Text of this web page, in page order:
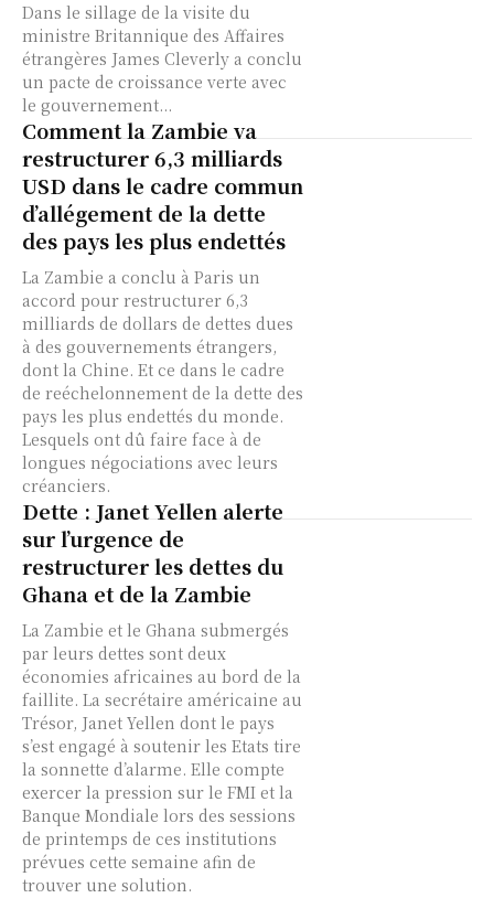
Dans le sillage de la visite du
ministre Britannique des Affaires
étrangères James Cleverly a conclu
un pacte de croissance verte avec
le gouvernement...
Comment la Zambie va
restructurer 6,3 milliards
USD dans le cadre commun
d’allégement de la dette
des pays les plus endettés
La Zambie a conclu à Paris un
accord pour restructurer 6,3
milliards de dollars de dettes dues
à des gouvernements étrangers,
dont la Chine. Et ce dans le cadre
de reéchelonnement de la dette des
pays les plus endettés du monde.
Lesquels ont dû faire face à de
longues négociations avec leurs
créanciers.
Dette : Janet Yellen alerte
sur l’urgence de
restructurer les dettes du
Ghana et de la Zambie
La Zambie et le Ghana submergés
par leurs dettes sont deux
économies africaines au bord de la
faillite. La secrétaire américaine au
Trésor, Janet Yellen dont le pays
s’est engagé à soutenir les Etats tire
la sonnette d’alarme. Elle compte
exercer la pression sur le FMI et la
Banque Mondiale lors des sessions
de printemps de ces institutions
prévues cette semaine afin de
trouver une solution.